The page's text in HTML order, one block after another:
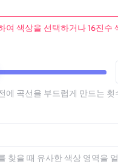
여 색상을 선택하거나 16진수
에 곡선을 부드럽게 만드는
찾을 때 유사한 색상 영역을